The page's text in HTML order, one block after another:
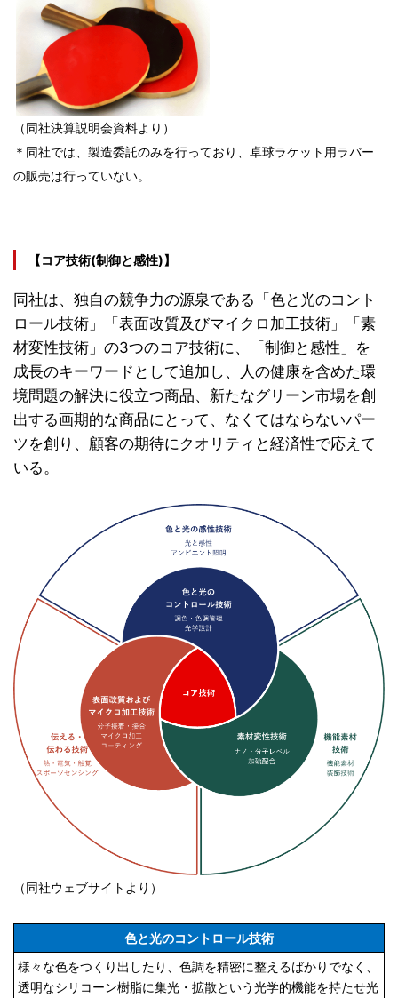
（同社決算説明会資料より）
＊同社では、製造委託のみを行っており、卓球ラケット用ラバー
の販売は行っていない。
【コア技術(制御と感性)】
同社は、独自の競争力の源泉である「色と光のコント
ロール技術」「表面改質及びマイクロ加工技術」「素
材変性技術」の3つのコア技術に、「制御と感性」を
成長のキーワードとして追加し、人の健康を含めた環
境問題の解決に役立つ商品、新たなグリーン市場を創
出する画期的な商品にとって、なくてはならないパー
ツを創り、顧客の期待にクオリティと経済性で応えて
いる。
（同社ウェブサイトより）
色と光のコントロール技術
様々な色をつくり出したり、色調を精密に整えるばかりでなく、
透明なシリコーン樹脂に集光・拡散という光学的機能を持たせ光